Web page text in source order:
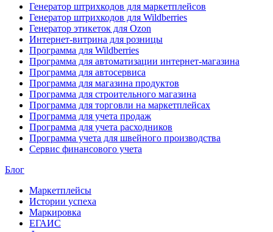
Генератор штрихкодов для маркетплейсов
Генератор штрихкодов для Wildberries
Генератор этикеток для Ozon
Интернет-витрина для розницы
Программа для Wildberries
Программа для автоматизации интернет-магазина
Программа для автосервиса
Программа для магазина продуктов
Программа для строительного магазина
Программа для торговли на маркетплейсах
Программа для учета продаж
Программа для учета расходников
Программа учета для швейного производства
Сервис финансового учета
Блог
Маркетплейсы
Истории успеха
Маркировка
ЕГАИС